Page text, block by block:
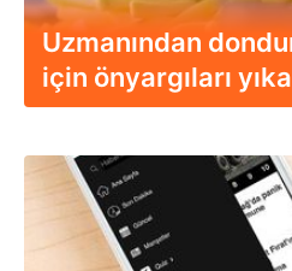
Uzmanından
için önyargıları
08.06.2020